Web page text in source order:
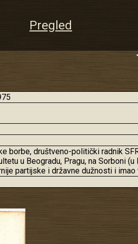
Pregled
borbe, društveno-politički radnik
u Beogradu, Pragu, na Sorboni
partijske i državne dužnosti i imao